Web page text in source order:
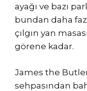
ayağı ve bazı
bundan daha
çılgın yan
görene kadar.
James the
sehpasından